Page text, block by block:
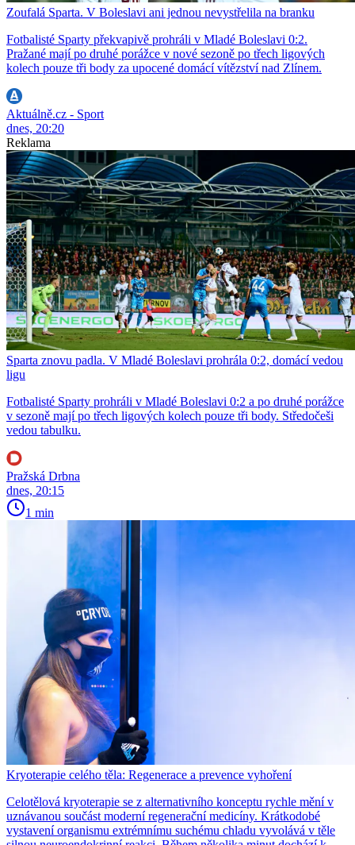
Zoufalá Sparta. V Boleslavi ani jednou nevystřelila na branku
Fotbalisté Sparty překvapivě prohráli v Mladé Boleslavi 0:2.
Pražané mají po druhé porážce v nové sezoně po třech ligových
kolech pouze tři body za upocené domácí vítězství nad Zlínem.
Aktuálně.cz - Sport
dnes, 20:20
Reklama
Sparta znovu padla. V Mladé Boleslavi prohrála 0:2, domácí vedou
ligu
Fotbalisté Sparty prohráli v Mladé Boleslavi 0:2 a po druhé porážce
v sezoně mají po třech ligových kolech pouze tři body. Středočeši
vedou tabulku.
Pražská Drbna
dnes, 20:15
1 min
Kryoterapie celého těla: Regenerace a prevence vyhoření
Celotělová kryoterapie se z alternativního konceptu rychle mění v
uznávanou součást moderní regenerační medicíny. Krátkodobé
vystavení organismu extrémnímu suchému chladu vyvolává v těle